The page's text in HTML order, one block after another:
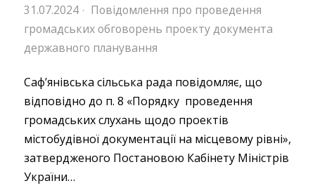
31.07.2024 · Повідомлення про проведення
громадських обговорень проекту документа
державного планування
Сафʼянівська сільська рада повідомляє, що
відповідно до п. 8 «Порядку проведення
громадських слухань щодо проектів
містобудівної документації на місцевому рівні»,
затвердженого Постановою Кабінету Міністрів
України…